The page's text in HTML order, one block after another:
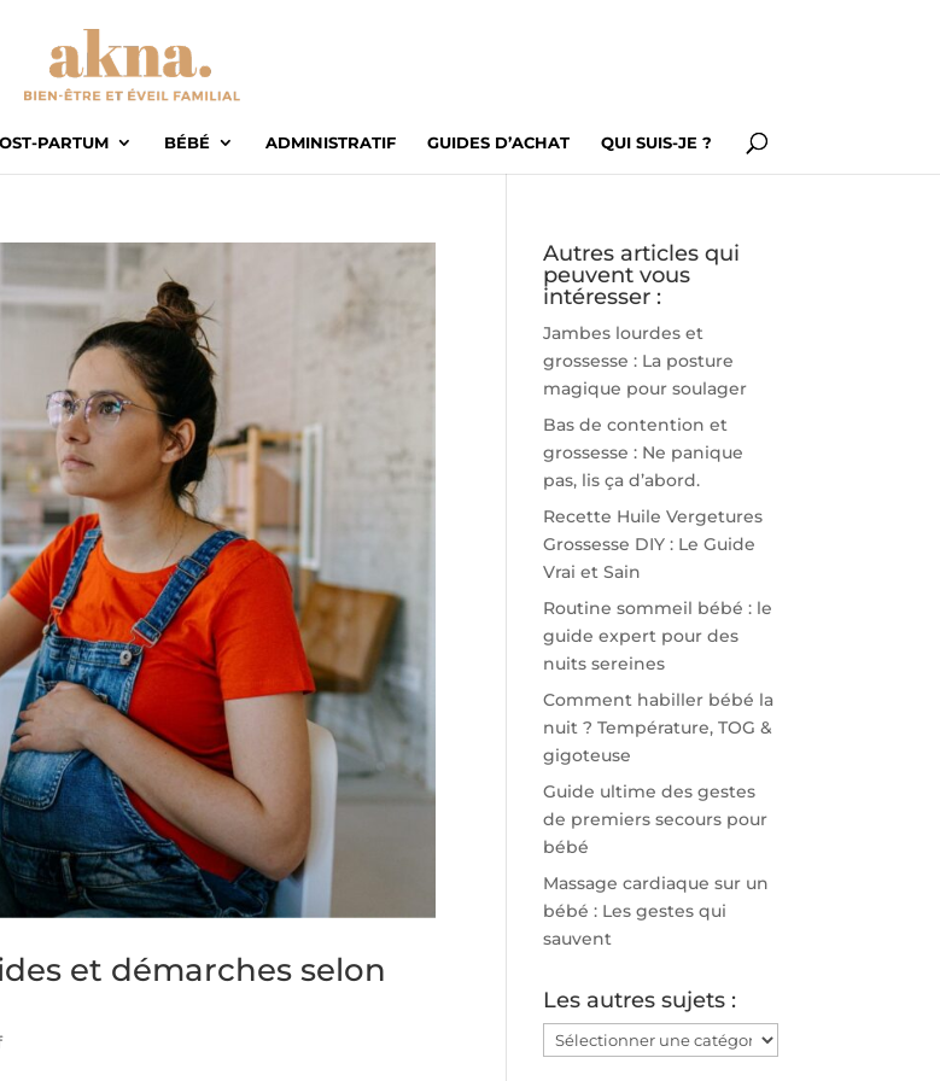
PARTUM BÉBÉ ADMINISTRATIF GUIDES D’ACHAT QUI SUIS-JE ?
et démarches selon
Autres articles qui
peuvent vous
intéresser :
Jambes lourdes et
grossesse : La posture
magique pour soulager
Bas de contention et
grossesse : Ne panique
pas, lis ça d’abord.
Recette Huile Vergetures
Grossesse DIY : Le Guide
Vrai et Sain
Routine sommeil bébé : le
guide expert pour des
nuits sereines
Comment habiller bébé la
nuit ? Température, TOG &
gigoteuse
Guide ultime des gestes
de premiers secours pour
bébé
Massage cardiaque sur un
bébé : Les gestes qui
sauvent
Les autres sujets :
Les
autres